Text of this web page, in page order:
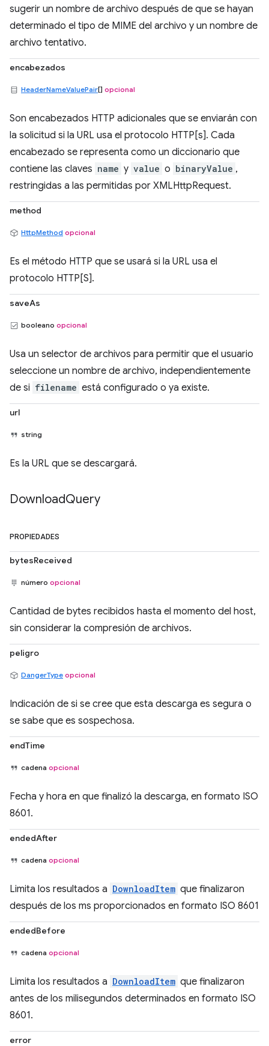
sugerir un nombre de archivo después de que se hayan
determinado el tipo de MIME del archivo y un nombre de
archivo tentativo.
encabezados
HeaderNameValuePair[] opcional
Son encabezados HTTP adicionales que se enviarán con
la solicitud si la URL usa el protocolo HTTP[s]. Cada
encabezado se representa como un diccionario que
contiene las claves name y value o binaryValue ,
restringidas a las permitidas por XMLHttpRequest.
method
HttpMethod opcional
Es el método HTTP que se usará si la URL usa el
protocolo HTTP[S].
saveAs
booleano opcional
Usa un selector de archivos para permitir que el usuario
seleccione un nombre de archivo, independientemente
de si filename está configurado o ya existe.
url
string
Es la URL que se descargará.
DownloadQuery
PROPIEDADES
bytesReceived
número opcional
Cantidad de bytes recibidos hasta el momento del host,
sin considerar la compresión de archivos.
peligro
DangerType opcional
Indicación de si se cree que esta descarga es segura o
se sabe que es sospechosa.
endTime
cadena opcional
Fecha y hora en que finalizó la descarga, en formato ISO
8601.
endedAfter
cadena opcional
Limita los resultados a DownloadItem que finalizaron
después de los ms proporcionados en formato ISO 8601
endedBefore
cadena opcional
Limita los resultados a DownloadItem que finalizaron
antes de los milisegundos determinados en formato ISO
8601.
error